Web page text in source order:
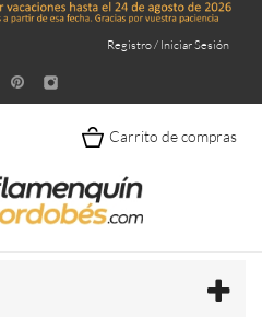
Registro / Iniciar Sesión
Carrito de compras